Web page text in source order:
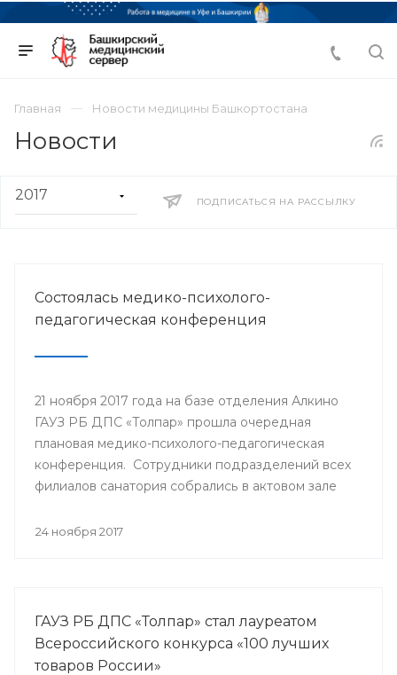
Главная Новости медицины Башкортостана
Новости
ПОДПИСАТЬСЯ НА РАССЫЛКУ
Состоялась медико-психолого-
педагогическая конференция
21 ноября 2017 года на базе отделения Алкино
ГАУЗ РБ ДПС «Толпар» прошла очередная
плановая медико-психолого-педагогическая
конференция. Сотрудники подразделений всех
филиалов санатория собрались в актовом зале
учреждения и подумать над оптимальными
24 ноября 2017
ГАУЗ РБ ДПС «Толпар» стал лауреатом
Всероссийского конкурса «100 лучших
товаров России»